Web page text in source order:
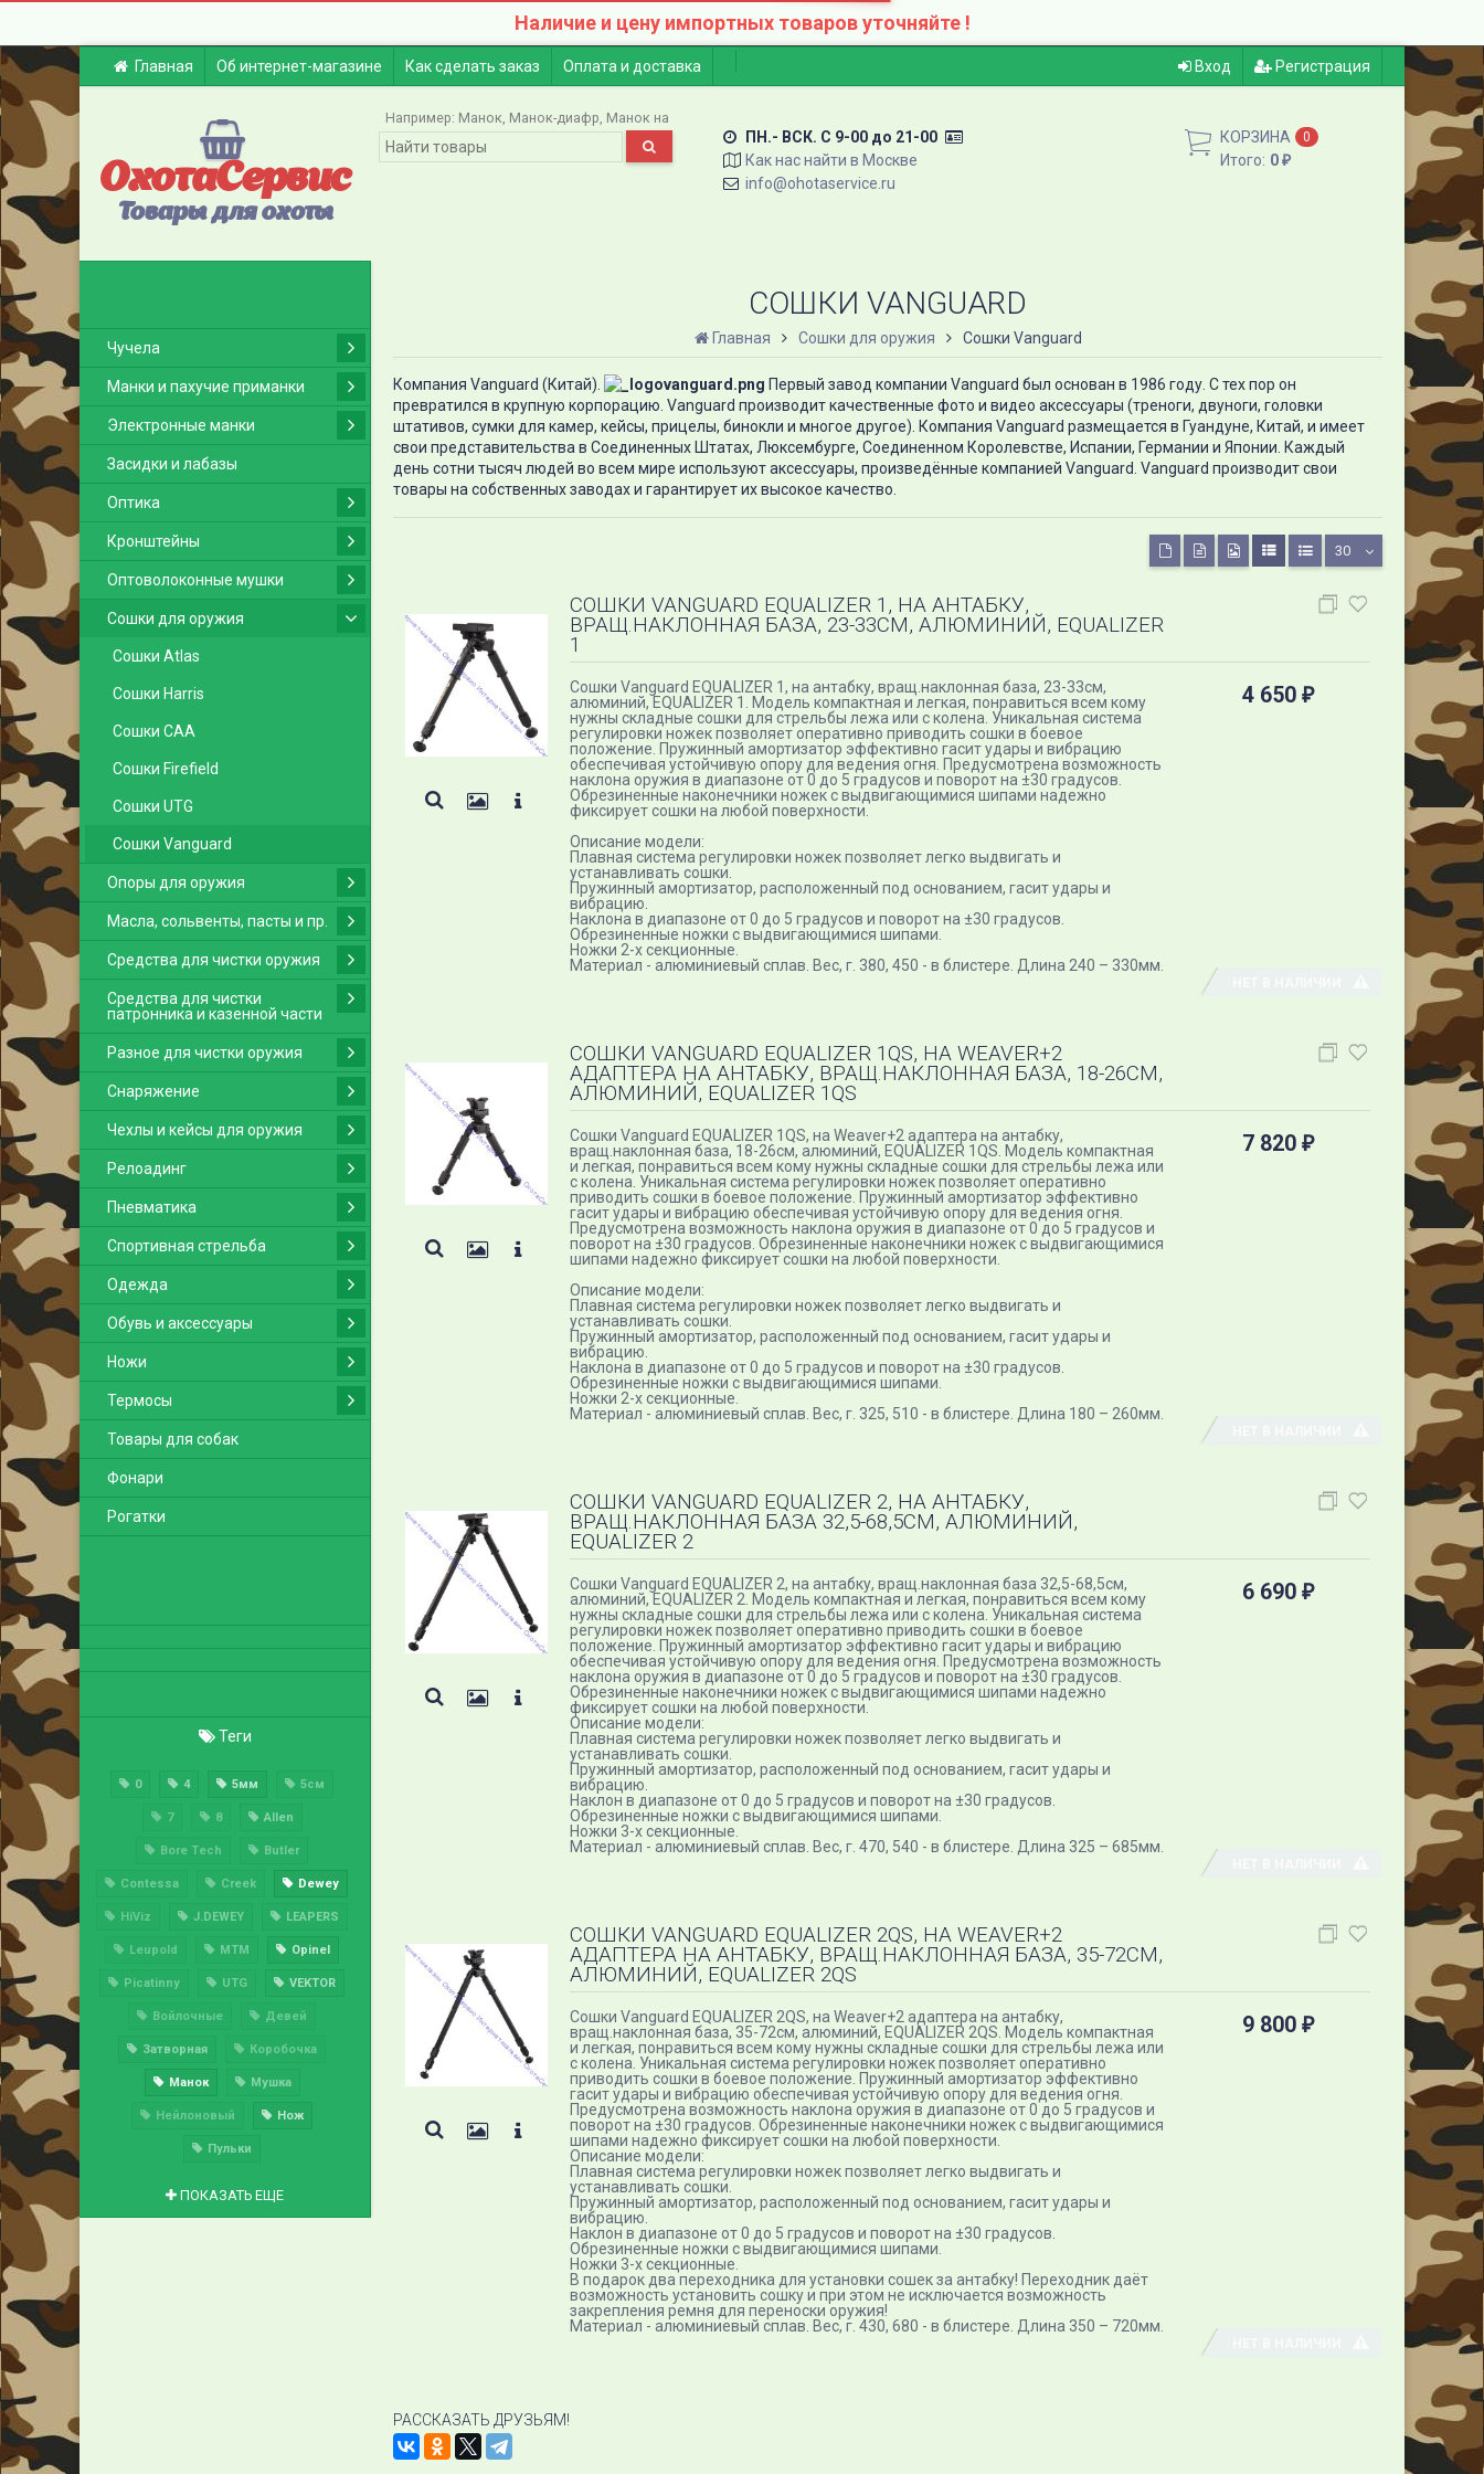
Наличие и цену импортных товаров уточняйте !
Главная Об интернет-магазине Как сделать заказ Оплата и доставка Вход Регистрация
ОхотаСервис
Товары для охоты
Например: Манок Манок-диафр Манок на
ПН.- ВСК. C 9-00 до 21-00
Как нас найти в Москве
info@ohotaservice.ru
КОРЗИНА 0
Итого: 0 ₽
Чучела
Манки и пахучие приманки
Электронные манки
Засидки и лабазы
Оптика
Кронштейны
Оптоволоконные мушки
Сошки для оружия
Сошки Atlas
Сошки Harris
Сошки CAA
Сошки Firefield
Сошки UTG
Сошки Vanguard
Опоры для оружия
Масла, сольвенты, пасты и пр.
Средства для чистки оружия
Средства для чистки
патронника и казенной части
Разное для чистки оружия
Снаряжение
Чехлы и кейсы для оружия
Релоадинг
Пневматика
Спортивная стрельба
Одежда
Обувь и аксессуары
Ножи
Термосы
Товары для собак
Фонари
Рогатки
Теги
0 4 5мм 5см
7 8 Allen
Bore Tech Butler
Contessa Creek Dewey
HiViz J.DEWEY LEAPERS
Leupold MTM Opinel
Picatinny UTG VEKTOR
Войлочные Девей
Затворная Коробочка
Манок Мушка
Нейлоновый Нож
Пульки
ПОКАЗАТЬ ЕЩЕ
СОШКИ VANGUARD
Главная Сошки для оружия Сошки Vanguard
Компания Vanguard (Китай).
Первый завод компании Vanguard был основан в 1986 году. С тех пор он
превратился в крупную корпорацию. Vanguard производит качественные фото и видео аксессуары (треноги, двуноги, головки
штативов, сумки для камер, кейсы, прицелы, бинокли и многое другое). Компания Vanguard размещается в Гуандуне, Китай, и имеет
свои представительства в Соединенных Штатах, Люксембурге, Соединенном Королевстве, Испании, Германии и Японии. Каждый
день сотни тысяч людей во всем мире используют аксессуары, произведённые компанией Vanguard. Vanguard производит свои
товары на собственных заводах и гарантирует их высокое качество.
30
СОШКИ VANGUARD EQUALIZER 1, НА АНТАБКУ,
ВРАЩ.НАКЛОННАЯ БАЗА, 23-33СМ, АЛЮМИНИЙ, EQUALIZER
1
Сошки Vanguard EQUALIZER 1, на антабку, вращ.наклонная база, 23-33см,
алюминий, EQUALIZER 1. Модель компактная и легкая, понравиться всем кому
нужны складные сошки для стрельбы лежа или с колена. Уникальная система
регулировки ножек позволяет оперативно приводить сошки в боевое
положение. Пружинный амортизатор эффективно гасит удары и вибрацию
обеспечивая устойчивую опору для ведения огня. Предусмотрена возможность
наклона оружия в диапазоне от 0 до 5 градусов и поворот на ±30 градусов.
Обрезиненные наконечники ножек с выдвигающимися шипами надежно
фиксирует сошки на любой поверхности.
Описание модели:
Плавная система регулировки ножек позволяет легко выдвигать и
устанавливать сошки.
Пружинный амортизатор, расположенный под основанием, гасит удары и
вибрацию.
Наклона в диапазоне от 0 до 5 градусов и поворот на ±30 градусов.
Обрезиненные ножки с выдвигающимися шипами.
Ножки 2-х секционные.
Материал - алюминиевый сплав. Вес, г. 380, 450 - в блистере. Длина 240 – 330мм.
4 650₽
СОШКИ VANGUARD EQUALIZER 1QS, НА WEAVER+2
АДАПТЕРА НА АНТАБКУ, ВРАЩ.НАКЛОННАЯ БАЗА, 18-26СМ,
АЛЮМИНИЙ, EQUALIZER 1QS
Сошки Vanguard EQUALIZER 1QS, на Weaver+2 адаптера на антабку,
вращ.наклонная база, 18-26см, алюминий, EQUALIZER 1QS. Модель компактная
и легкая, понравиться всем кому нужны складные сошки для стрельбы лежа или
с колена. Уникальная система регулировки ножек позволяет оперативно
приводить сошки в боевое положение. Пружинный амортизатор эффективно
гасит удары и вибрацию обеспечивая устойчивую опору для ведения огня.
Предусмотрена возможность наклона оружия в диапазоне от 0 до 5 градусов и
поворот на ±30 градусов. Обрезиненные наконечники ножек с выдвигающимися
шипами надежно фиксирует сошки на любой поверхности.
Описание модели:
Плавная система регулировки ножек позволяет легко выдвигать и
устанавливать сошки.
Пружинный амортизатор, расположенный под основанием, гасит удары и
вибрацию.
Наклона в диапазоне от 0 до 5 градусов и поворот на ±30 градусов.
Обрезиненные ножки с выдвигающимися шипами.
Ножки 2-х секционные.
Материал - алюминиевый сплав. Вес, г. 325, 510 - в блистере. Длина 180 – 260мм.
7 820₽
СОШКИ VANGUARD EQUALIZER 2, НА АНТАБКУ,
ВРАЩ.НАКЛОННАЯ БАЗА 32,5-68,5СМ, АЛЮМИНИЙ,
EQUALIZER 2
Сошки Vanguard EQUALIZER 2, на антабку, вращ.наклонная база 32,5-68,5см,
алюминий, EQUALIZER 2. Модель компактная и легкая, понравиться всем кому
нужны складные сошки для стрельбы лежа или с колена. Уникальная система
регулировки ножек позволяет оперативно приводить сошки в боевое
положение. Пружинный амортизатор эффективно гасит удары и вибрацию
обеспечивая устойчивую опору для ведения огня. Предусмотрена возможность
наклона оружия в диапазоне от 0 до 5 градусов и поворот на ±30 градусов.
Обрезиненные наконечники ножек с выдвигающимися шипами надежно
фиксирует сошки на любой поверхности.
Описание модели:
Плавная система регулировки ножек позволяет легко выдвигать и
устанавливать сошки.
Пружинный амортизатор, расположенный под основанием, гасит удары и
вибрацию.
Наклон в диапазоне от 0 до 5 градусов и поворот на ±30 градусов.
Обрезиненные ножки с выдвигающимися шипами.
Ножки 3-х секционные.
Материал - алюминиевый сплав. Вес, г. 470, 540 - в блистере​. Длина 325 – 685мм.​
6 690₽
СОШКИ VANGUARD EQUALIZER 2QS, НА WEAVER+2
АДАПТЕРА НА АНТАБКУ, ВРАЩ.НАКЛОННАЯ БАЗА, 35-72СМ,
АЛЮМИНИЙ, EQUALIZER 2QS
Сошки Vanguard EQUALIZER 2QS, на Weaver+2 адаптера на антабку,
вращ.наклонная база, 35-72см, алюминий, EQUALIZER 2QS. Модель компактная
и легкая, понравиться всем кому нужны складные сошки для стрельбы лежа или
с колена. Уникальная система регулировки ножек позволяет оперативно
приводить сошки в боевое положение. Пружинный амортизатор эффективно
гасит удары и вибрацию обеспечивая устойчивую опору для ведения огня.
Предусмотрена возможность наклона оружия в диапазоне от 0 до 5 градусов и
поворот на ±30 градусов. Обрезиненные наконечники ножек с выдвигающимися
шипами надежно фиксирует сошки на любой поверхности.
Описание модели:
Плавная система регулировки ножек позволяет легко выдвигать и
устанавливать сошки.
Пружинный амортизатор, расположенный под основанием, гасит удары и
вибрацию.
Наклон в диапазоне от 0 до 5 градусов и поворот на ±30 градусов.
Обрезиненные ножки с выдвигающимися шипами.
Ножки 3-х секционные.
В подарок два переходника для установки сошек за антабку! Переходник даёт
возможность установить сошку и при этом не исключается возможность
закрепления ремня для переноски оружия!
Материал - алюминиевый сплав. Вес, г. 430, 680 - в блистере​. Длина 350 – 720мм​.
9 800₽
РАССКАЗАТЬ ДРУЗЬЯМ!